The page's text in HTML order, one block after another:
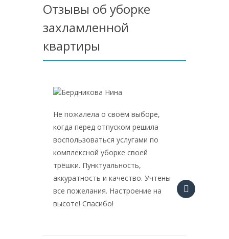
Отзывы об уборке
захламленной
квартиры
Не пожалела о своём выборе,
когда перед отпуском решила
воспользоваться услугами по
комплексной уборке своей
трёшки. Пунктуальность,
аккуратность и качество. Учтены
все пожелания. Настроение на
высоте! Спасибо!